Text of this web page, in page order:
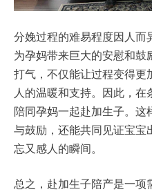
分娩过程的难易程度因人而
为孕妈带来巨大的安慰和鼓
打气，不仅能让过程变得更
人的温暖和支持。因此，在
陪同孕妈一起赴加生子。
与鼓励，还能共同见证宝宝
忘又感人的瞬间。
总之，赴加生子陪产是一项